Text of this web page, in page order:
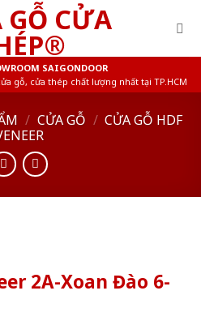
SAIGONDOOR
gỗ, cửa thép chất lượng nhất tại TP.HCM
/ CỬA GỖ / CỬA GỖ HDF
2A-Xoan Đào 6-